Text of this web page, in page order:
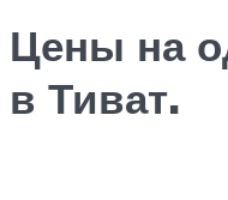
Цены на
в Тиват.